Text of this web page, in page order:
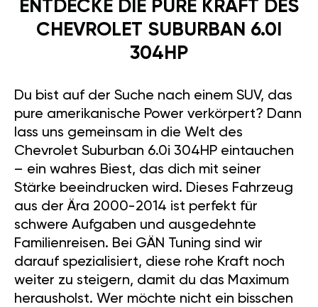
ENTDECKE DIE PURE KRAFT DES
CHEVROLET SUBURBAN 6.0I
304HP
Du bist auf der Suche nach einem SUV, das
pure amerikanische Power verkörpert? Dann
lass uns gemeinsam in die Welt des
Chevrolet Suburban 6.0i 304HP eintauchen
– ein wahres Biest, das dich mit seiner
Stärke beeindrucken wird. Dieses Fahrzeug
aus der Ära 2000-2014 ist perfekt für
schwere Aufgaben und ausgedehnte
Familienreisen. Bei GÄN Tuning sind wir
darauf spezialisiert, diese rohe Kraft noch
weiter zu steigern, damit du das Maximum
herausholst. Wer möchte nicht ein bisschen